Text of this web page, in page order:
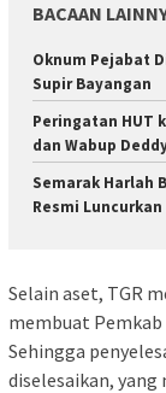
BACAAN
Oknum Pejabat
Supir Bayangan
Peringatan HUT
dan Wabup
Semarak Harlah
Resmi Luncurkan
Selain aset, TGR
membuat
Sehingga
diselesaikan, yang